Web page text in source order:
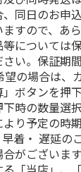
同日のお申
すので、あ
については
い。保証期
の場合は、
ボタンを押
時の数量選
り予定の時
着・ 遅延
がございます